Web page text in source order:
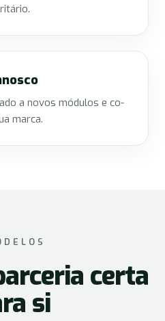
a novos módulos e co-
marca.
certa
si